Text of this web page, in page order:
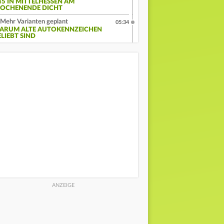
IN MITTELHESSEN AM
DICHT
Mehr Varianten geplant
ALTE AUTOKENNZEICHEN
SIND
05:34